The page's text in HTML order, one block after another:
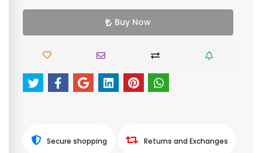
Buy Now
Secure shopping Returns and Exchanges